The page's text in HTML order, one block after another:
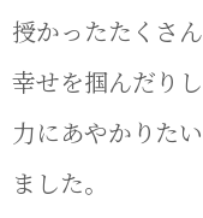
授かったたくさ
幸せを掴んだり
力にあやかりた
ました。